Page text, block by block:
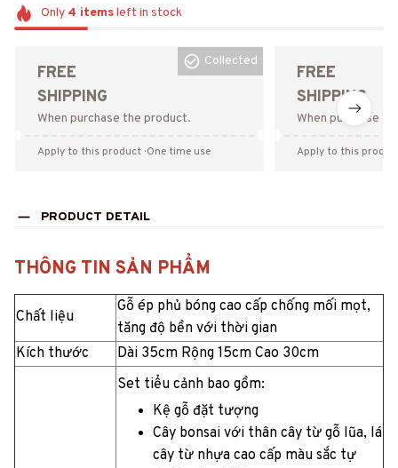
Only 4 itemsleft in stock
FREE
SHIPPING
When purchase the product.
Collected
Apply to this product · One time use
FREE
SHIPPING
When purchase
Apply to this
PRODUCT DETAIL
THÔNG TIN SẢN PHẨM
Chất liệu
Gỗ ép phủ bóng cao cấp chống mối mọt,
tăng độ bền với thời gian
Kích thước
Dài 35cm Rộng 15cm Cao 30cm
Set tiểu cảnh bao gồm:
Kệ gỗ đặt tượng
Cây bonsai với thân cây từ gỗ lũa, lá
cây từ nhựa cao cấp màu sắc tự